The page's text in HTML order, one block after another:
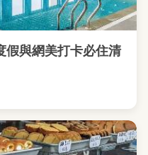
假與網美打卡必住清